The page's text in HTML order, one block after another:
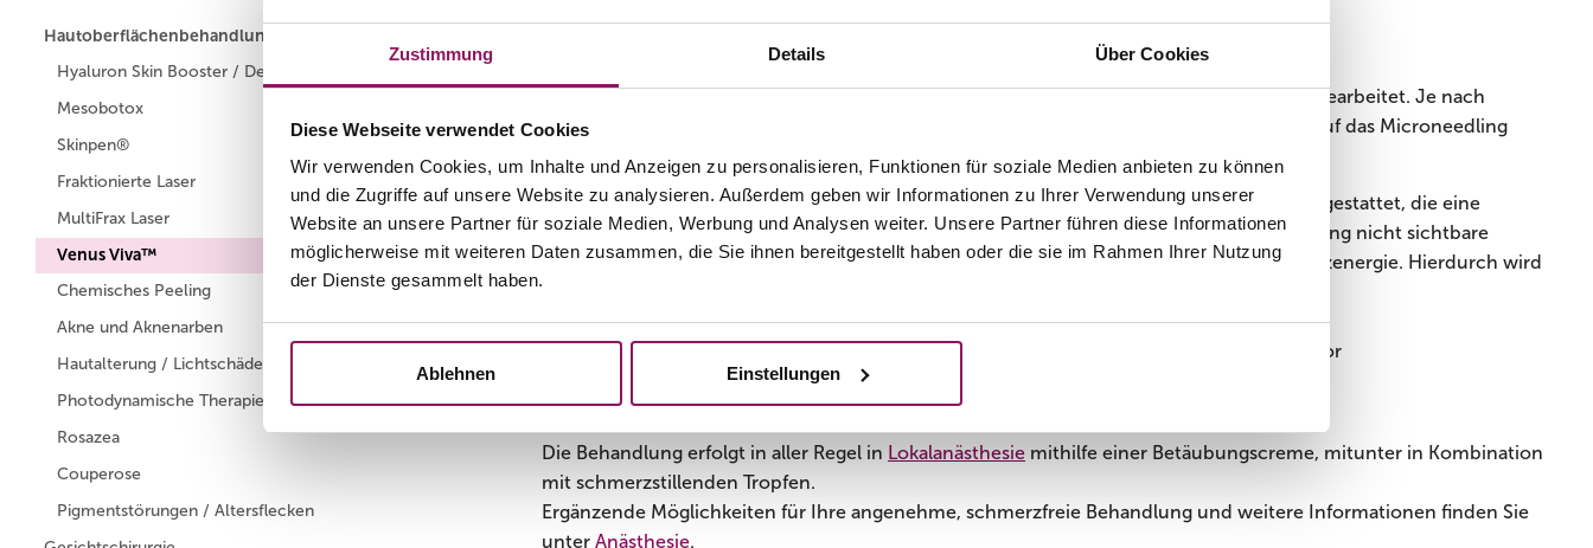
Zustimmung Details Über Cookies
Diese Webseite verwendet Cookies
Wir verwenden Cookies, um Inhalte und Anzeigen zu personalisieren, Funktionen für soziale Medien anbieten zu können
und die Zugriffe auf unsere Website zu analysieren. Außerdem geben wir Informationen zu Ihrer Verwendung unserer
Website an unsere Partner für soziale Medien, Werbung und Analysen weiter. Unsere Partner führen diese Informationen
möglicherweise mit weiteren Daten zusammen, die Sie ihnen bereitgestellt haben oder die sie im Rahmen Ihrer Nutzung
der Dienste gesammelt haben.
Ablehnen Einstellungen
Hautoberflächenbehandlung / Hautästhetik
Hyaluron Skin Booster / Deep Meso
Mesobotox
Skinpen®
Fraktionierte Laser
MultiFrax Laser
Venus Viva™
Chemisches Peeling
Akne und Aknenarben
Hautalterung / Lichtschäden
Photodynamische Therapie
Rosazea
Couperose
Pigmentstörungen / Altersflecken
Was wird gemacht?
Die zu behandelnde Zone wird mit dem Venus Viva- Behandlungskopf flächendeckend bearbeitet. Je nach
Behandlung wird zwischen zwei Aufsätzen gewählt. So kann bei
-Patienten z.B. auf das Microneedling
verzichtet werden, um die Haut nicht zu sehr zu reizen.
Der Hauptbehandlungskopf ist zur Hautoberflächenbehandlung mit feinsten Spitzen ausgestattet, die eine
Hauterneuerung anregen. Auf die Haut aufgesetzt werden mikrofeine, nach der Behandlung nicht sichtbare
Verletzungen gesetzt und in der Tiefe zirkuliert gleichzeitig die multipolare Radiofrequenzenergie. Hierdurch wird
Ist eine Betäubung notwendig?
Die Behandlung erfolgt in aller Regel in Lokalanästhesie mithilfe einer Betäubungscreme, mitunter in Kombination
mit schmerzstillenden Tropfen.
Ergänzende Möglichkeiten für Ihre angenehme, schmerzfreie Behandlung und weitere Informationen finden Sie
unterAnästhesie.